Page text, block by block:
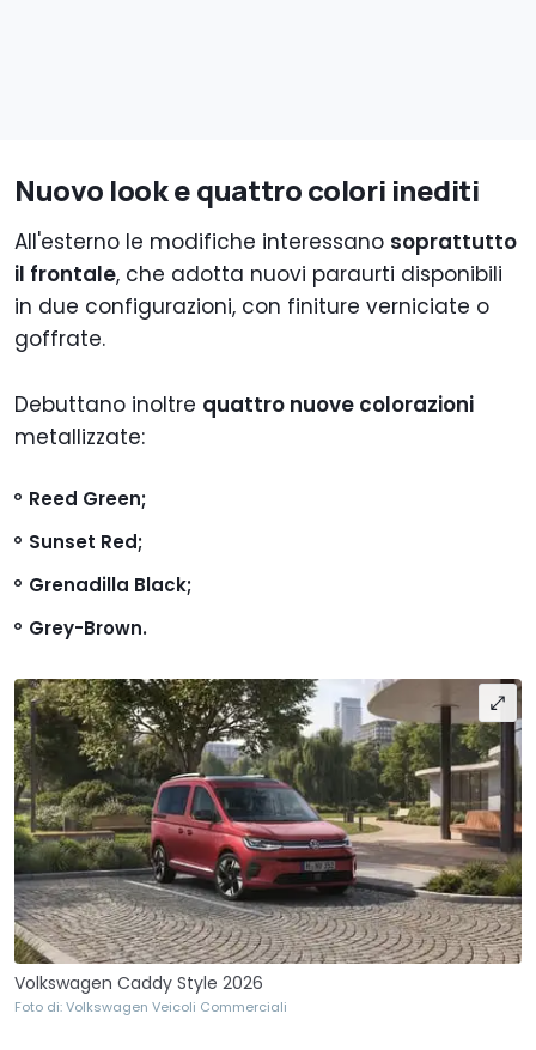
Nuovo look e quattro colori inediti
All'esterno le modifiche interessano soprattutto
il frontale, che adotta nuovi paraurti disponibili
in due configurazioni, con finiture verniciate o
goffrate.
Debuttano inoltre quattro nuove colorazioni
metallizzate:
Reed Green;
Sunset Red;
Grenadilla Black;
Grey-Brown.
Volkswagen Caddy Style 2026
Foto di: Volkswagen Veicoli Commerciali